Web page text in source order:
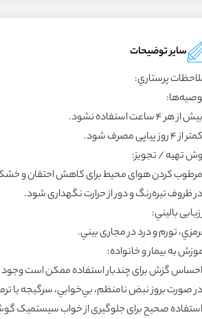
سایر توضیحات
پرستاري:
از هر ۴ ساعت استفاده نشود.
۴ روز پياپى مصرف شود.
تهيه / تجويز:
مرطوب کردن هواى محيط براى کاهش احتقان و
ظروف تيره‌رنگ و دور از حرارت نگهدارى شود.
باليني:
تورم و درد در مجارى بيني.
به بيمار و خانواده:
احساس گزش براى چندبار استفاده ممکن است
در صورت بروز نبض نامنظم، بي‌خوابي، سرگيجه يا
استفاده صحيح براى جلوگيرى از خواب سيستميک